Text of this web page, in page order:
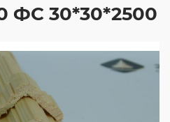
ФС 30*30*2500